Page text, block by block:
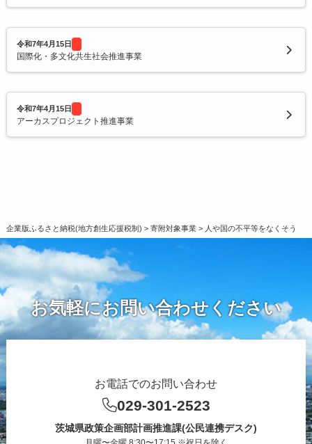
令和7年4月15日
国際化・多文化共生社会推進事業
令和7年4月15日
アーカスプロジェクト推進事業
企業版ふるさと納税(地方創生応援税制) > 寄附対象事業> 人や国の不平等をなくそう
お気軽にお問い合わせください
お電話でのお問い合わせ
029-301-2523
茨城県政策企画部計画推進課(公民連携デスク)